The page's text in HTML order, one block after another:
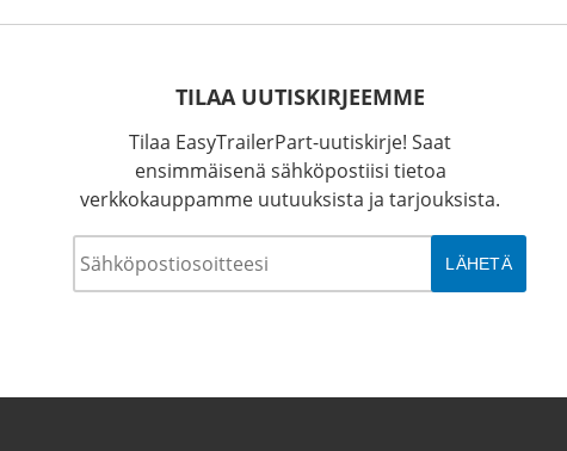
TILAA UUTISKIRJEEMME
Tilaa EasyTrailerPart-uutiskirje! Saat
ensimmäisenä sähköpostiisi tietoa
verkkokauppamme uutuuksista ja tarjouksista.